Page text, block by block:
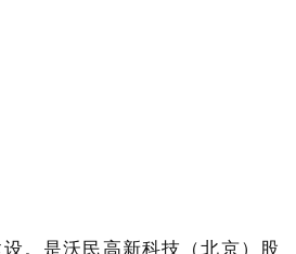
。是沃民高新科技（北京）股